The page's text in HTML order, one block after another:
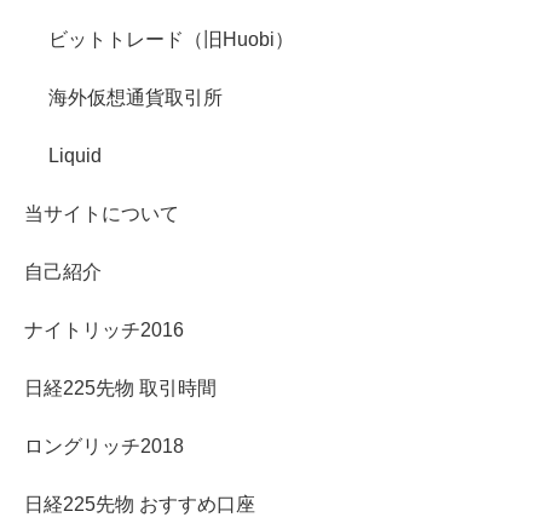
ビットトレード（旧Huobi）
海外仮想通貨取引所
Liquid
当サイトについて
自己紹介
ナイトリッチ2016
日経225先物 取引時間
ロングリッチ2018
日経225先物 おすすめ口座